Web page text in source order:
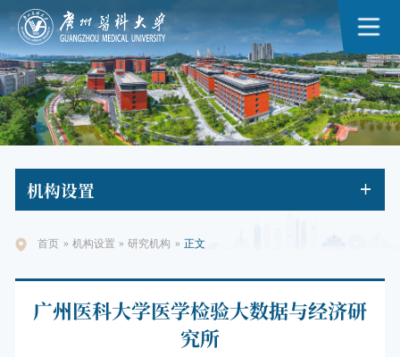
机构设置
首页 » 机构设置 » 研究机构 » 正文
广州医科大学医学检验大数据与经济研
究所